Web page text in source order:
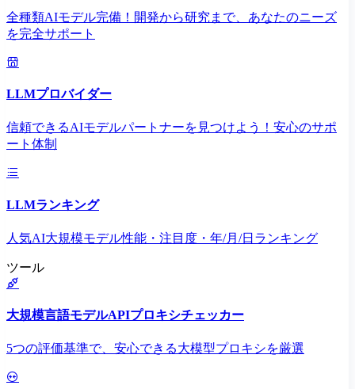
全種類AIモデル完備！開発から研究まで、あなたのニーズ
を完全サポート
LLMプロバイダー
信頼できるAIモデルパートナーを見つけよう！安心のサポ
ート体制
LLMランキング
人気AI大規模モデル性能・注目度・年/月/日ランキング
ツール
大規模言語モデルAPIプロキシチェッカー
5つの評価基準で、安心できる大模型プロキシを厳選